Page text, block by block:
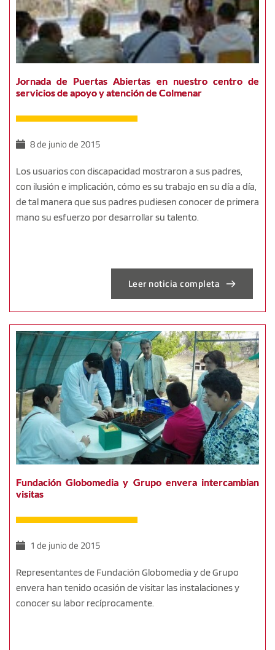
Jornada de Puertas Abiertas en nuestro centro de
servicios de apoyo y atención de Colmenar
8 de junio de 2015
Los usuarios con discapacidad mostraron a sus padres,
con ilusión e implicación, cómo es su trabajo en su día a día,
de tal manera que sus padres pudiesen conocer de primera
mano su esfuerzo por desarrollar su talento.
Leer noticia completa
Fundación Globomedia y Grupo envera intercambian
visitas
1 de junio de 2015
Representantes de Fundación Globomedia y de Grupo
envera han tenido ocasión de visitar las instalaciones y
conocer su labor recíprocamente.